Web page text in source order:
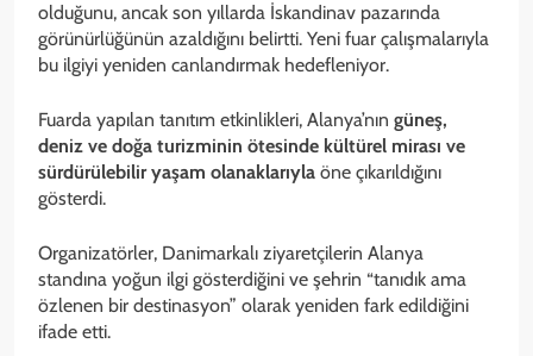
olduğunu, ancak son yıllarda İskandinav pazarında
görünürlüğünün azaldığını belirtti. Yeni fuar çalışmalarıyla
bu ilgiyi yeniden canlandırmak hedefleniyor.
Fuarda yapılan tanıtım etkinlikleri, Alanya’nın güneş,
deniz ve doğa turizminin ötesinde kültürel mirası ve
sürdürülebilir yaşam olanaklarıyla öne çıkarıldığını
gösterdi.
Organizatörler, Danimarkalı ziyaretçilerin Alanya
standına yoğun ilgi gösterdiğini ve şehrin “tanıdık ama
özlenen bir destinasyon” olarak yeniden fark edildiğini
ifade etti.